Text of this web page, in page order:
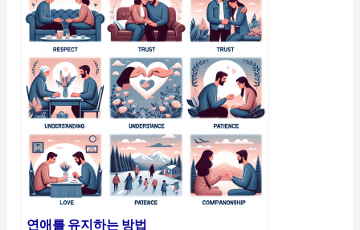
연애를 유지하는 방법